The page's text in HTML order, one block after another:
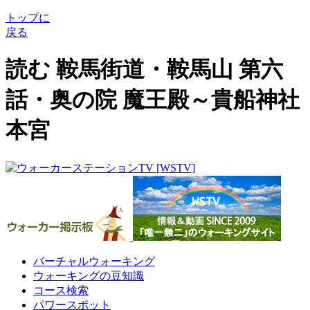
トップに
戻る
読む 鞍馬街道・鞍馬山 第六
話・奥の院 魔王殿～貴船神社
本宮
バーチャルウォーキング
ウォーキングの豆知識
コース検索
パワースポット